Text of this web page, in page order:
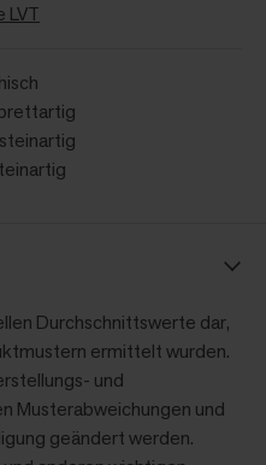
LVT
Durchschnittswerte dar,
ermittelt wurden.
und
Musterabweichungen und
geändert werden.